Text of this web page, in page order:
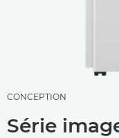
CONCEPTION
Série